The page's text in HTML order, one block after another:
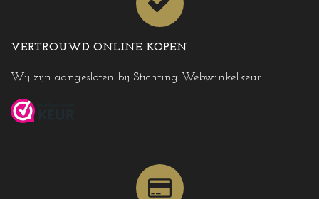
VERTROUWD ONLINE KOPEN
Wij zijn aangesloten bij Stichting Webwinkelkeur